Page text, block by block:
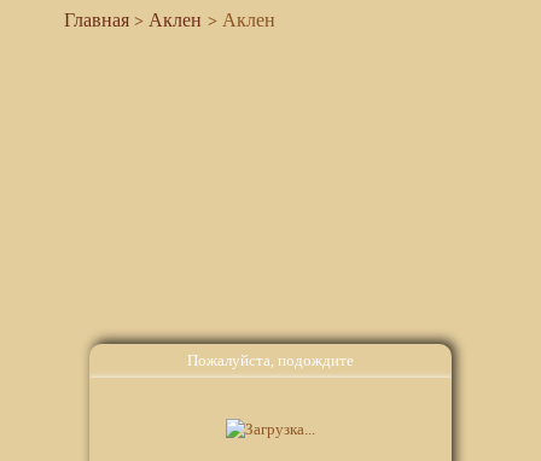
Пожалуйста, подождите
Аклен Аклен
Аналоги